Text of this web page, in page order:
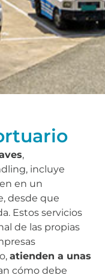
,
incluye
en un
desde que
Estos servicios
de las propias
atienden a unas
cómo debe